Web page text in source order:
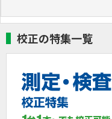
校正の特集一覧